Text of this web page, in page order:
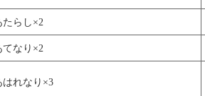
たらし×2
てなり×2
はれなり×3